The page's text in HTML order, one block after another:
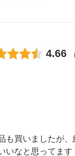
4.66
も買いましたが
いなと思ってます